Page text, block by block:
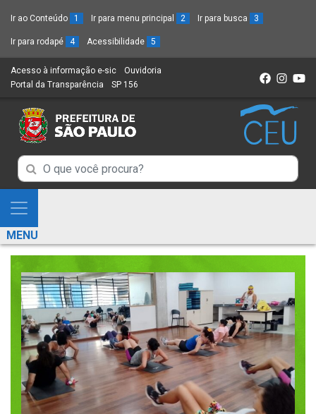
Ir ao Conteúdo 1 Ir para menu principal 2 Ir para busca 3
Ir para rodapé 4 Acessibilidade 5
Acesso à informação e-sic (Link
para
novo
sítio)
Ouvidoria
Portal da Transparência (Link
um
novo
SP 156
Campo
de
Busca
de
informações
Campo
de
de
informações
Mostra
e
Esconde
Menu
MENU